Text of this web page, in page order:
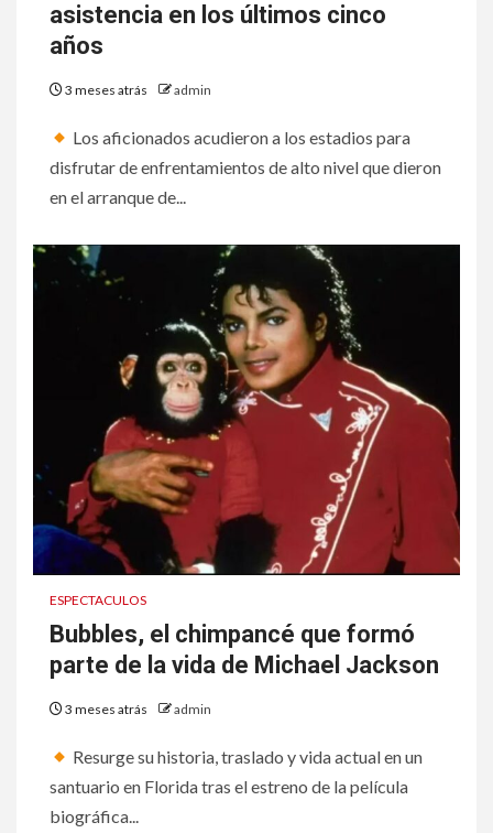
asistencia en los últimos cinco
años
3 meses atrás admin
Los aficionados acudieron a los estadios para
disfrutar de enfrentamientos de alto nivel que dieron
en el arranque de...
ESPECTACULOS
Bubbles, el chimpancé que formó
parte de la vida de Michael Jackson
3 meses atrás admin
Resurge su historia, traslado y vida actual en un
santuario en Florida tras el estreno de la película
biográfica...